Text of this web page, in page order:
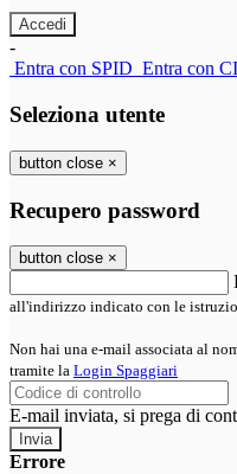
-
Entra con SPID Entra con
Seleziona utente
button close ×
Recupero password
button close ×
all'indirizzo indicato con le
Non hai una e-mail associata al
tramite la Login Spaggiari
E-mail inviata, si prega di
Errore